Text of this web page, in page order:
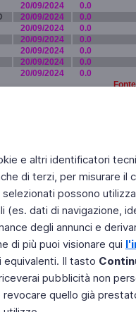
e altri identificatori
di terzi, per misurare il
possono
dati di navigazione,
degli annunci e
di più puoi visionare qui
equivalenti. Il tasto
pubblicità non
quello già
20/09/2024 0.0
20/09/2024 0.0
20/09/2024 0.0
20/09/2024 0.0
20/09/2024 0.0
20/09/2024 0.0
20/09/2024 0.0
la tua Home Page
Copyright © 2011 Rai - Tutti i
Engineered by RAI - Reti e